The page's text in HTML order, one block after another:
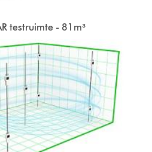
testruimte - 81m³